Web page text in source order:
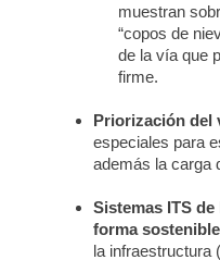
muestran
“copos de
de la vía que
firme.
Priorización del
especiales para
además la carga
Sistemas ITS
forma sostenible
la infraestructura